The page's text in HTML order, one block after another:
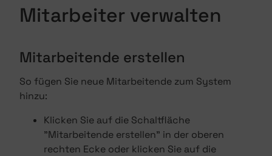
Mitarbeiter verwalten
Mitarbeitende erstellen
So fügen Sie neue Mitarbeitende zum System
hinzu:
Klicken Sie auf die Schaltfläche
"Mitarbeitende erstellen" in der oberen
rechten Ecke oder klicken Sie auf die